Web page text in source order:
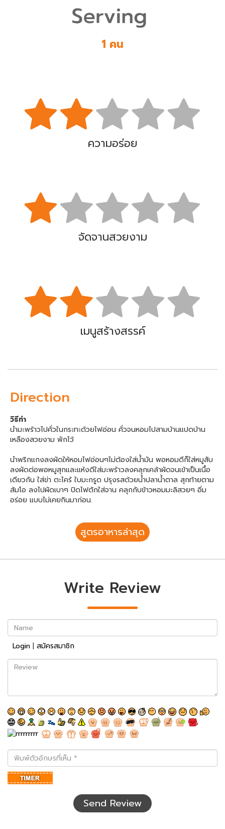
1 คน
ความอร่อย
จัดจานสวยงาม
เมนูสร้างสรรค์
Direction
วิธีทำ
นำมะพร้าวไปคั่วในกระทะด้วยไฟอ่อน คั่วจนหอมไปสามบ้านแปดบ้าน
เหลืองสวยงาม พักไว้
นำพริกแกงลงผัดให้หอมไฟอ่อนๆไม่ต้องใส่น้ำมัน พอหอมดีก็ใส่หมูสับ
ลงผัดต่อพอหมูสุกและแห้งดีใส่มะพร้าวลงคลุกเคล้าผัดจนเข้าเป็นเนื้อ
เดียวกัน ใส่ข่า ตะไคร้ ใบมะกรูด ปรุงรสด้วยน้ำปลาน้ำตาล สุกท้ายตาม
ส้มโอ ลงไปผัดเบาๆ ปิดไฟตักใส่จาน คลุกกับข้าวหอมมะลิสวยๆ อิ่ม
อร่อย แบบไม่เคยกินมาก่อน.
สูตรอาหารล่าสุด
Write Review
Name
Login | สมัครสมาชิก
Review
พิมพ์
ตัว
อักษร
ที่
Send Review